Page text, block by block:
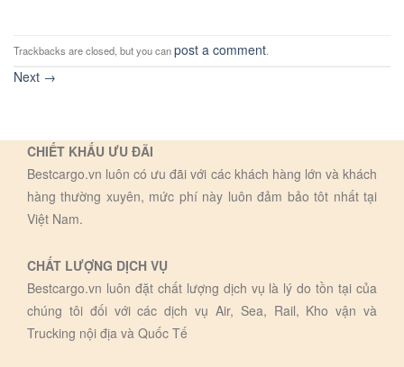
Trackbacks are closed, but you canpost a comment.
Next →
CHIẾT KHẤU ƯU ĐÃI
Bestcargo.vn luôn có ưu đãi với các khách hàng lớn và khách
hàng thường xuyên, mức phí này luôn đảm bảo tôt nhất tại
Việt Nam.
CHẤT LƯỢNG DỊCH VỤ
Bestcargo.vn luôn đặt chất lượng dịch vụ là lý do tồn tại của
chúng tôi đối với các dịch vụ Air, Sea, Rail, Kho vận và
Trucking nội địa và Quốc Tế